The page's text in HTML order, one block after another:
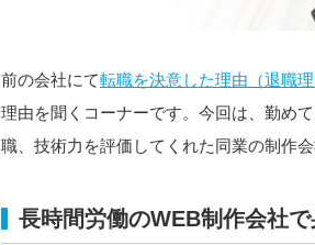
前の会社にて転職を決意した理由（退職理
理由を聞くコーナーです。今回は、勤め
職、技術力を評価してくれた同業の制作
長時間労働のWEB制作会社